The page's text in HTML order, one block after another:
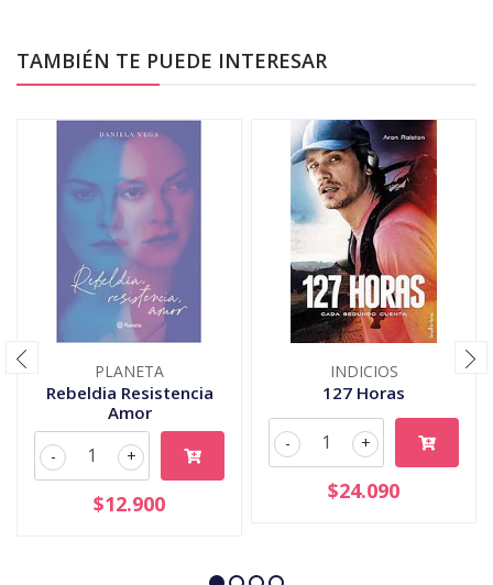
TAMBIÉN TE PUEDE INTERESAR
PLANETA
Rebeldia Resistencia
Amor
+
-
$12.900
INDICIOS
127 Horas
+
-
$24.090